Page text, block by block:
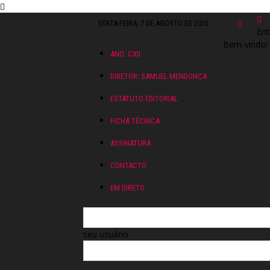
SEXTA-FEIRA, 7 DE AGOSTO DE 2026
ANO: CXII
DIRETOR: SAMUEL MENDONÇA
ESTATUTO EDITORIAL
FICHA TÉCNICA
ASSINATURA
CONTACTO
EM DIRETO
Bem-
seu usuário